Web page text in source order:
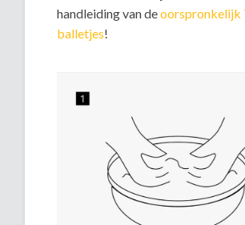
handleiding van deoorspronkelijk
balletjes!